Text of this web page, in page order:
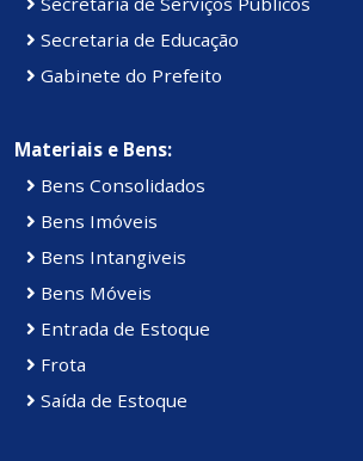
Secretaria de Educação
Gabinete do Prefeito
Materiais e Bens:
Bens Consolidados
Bens Imóveis
Bens Intangiveis
Bens Móveis
Entrada de Estoque
Frota
Saída de Estoque